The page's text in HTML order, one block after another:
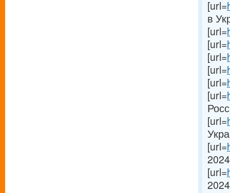
[url=
в
[url=
[url=
[url=
[url=
[url=
[url=
[url=
[url=
[url=